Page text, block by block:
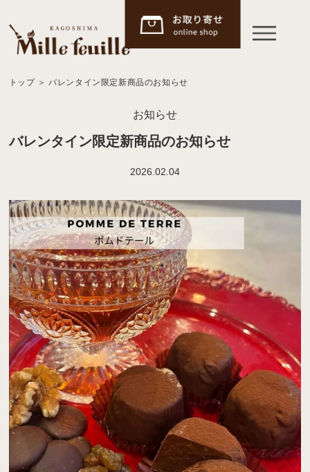
トップ＞バレンタイン限定新商品のお知らせ
お知らせ
バレンタイン限定新商品のお知らせ
2026.02.04